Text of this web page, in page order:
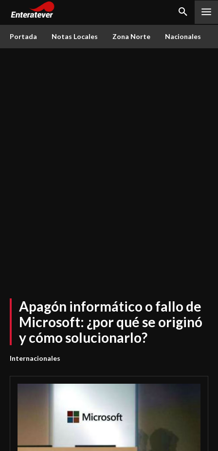
Portada Notas Locales Zona Norte Nacionales
Apagón informático o fallo de
Microsoft: ¿por qué se originó
y cómo solucionarlo?
Internacionales